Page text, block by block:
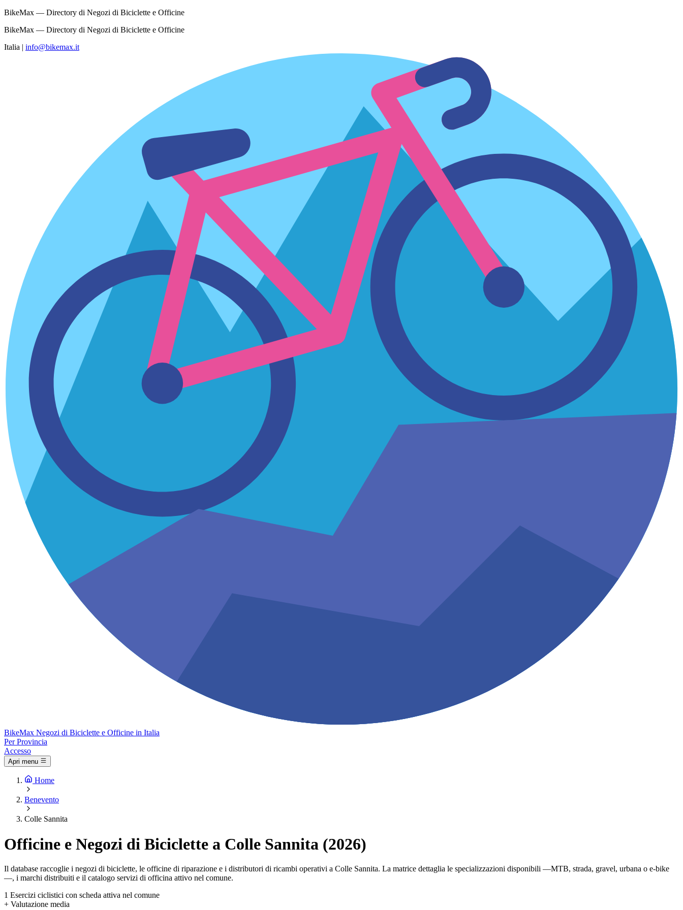
BikeMax — Directory di Negozi di Biciclette e Officine
BikeMax — Directory di Negozi di Biciclette e Officine
Italia | info@bikemax.it
BikeMax Negozi di Biciclette e Officine in Italia
Per Provincia
Accesso
Apri menu
Home
Benevento
Colle Sannita
Officine e Negozi di Biciclette a Colle Sannita (2026)
Il database raccoglie i negozi di biciclette, le officine di riparazione e i distributori di ricambi operativi a Colle Sannita. La matrice dettaglia le specializzazioni disponibili —MTB, strada, gravel, urbana o e-bike
—, i marchi distribuiti e il catalogo servizi di officina attivo nel comune.
1 Esercizi ciclistici con scheda attiva nel comune
+ Valutazione media